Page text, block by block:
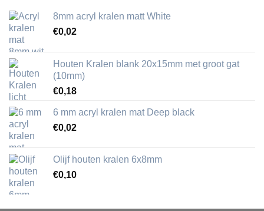
8mm acryl kralen matt White
€0,02
Houten Kralen blank 20x15mm met groot gat
(10mm)
€0,18
6 mm acryl kralen mat Deep black
€0,02
Olijf houten kralen 6x8mm
€0,10